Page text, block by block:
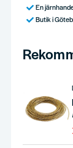
En
Butik i